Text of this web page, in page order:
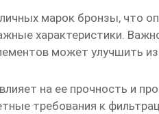
марок бронзы, что
характеристики.
может улучшить
на ее прочность и
требования к